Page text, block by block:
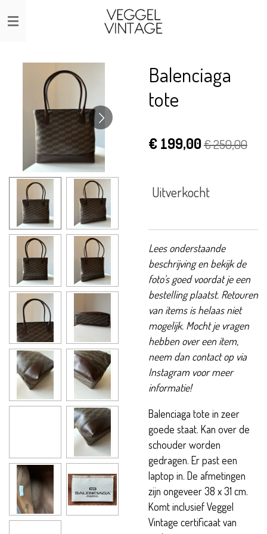
Ga
direct
hoofdinhoud
Balenciaga
tote
€ 199,00€ 250,00
Uitverkocht
Lees onderstaande
beschrijving en bekijk de
foto's goed voordat je een
bestelling plaatst. Retouren
van items is helaas niet
mogelijk. Mocht je vragen
hebben over een item,
neem dan contact op via
Instagram voor meer
informatie!
Balenciaga tote in zeer
goede staat. Kan over de
schouder worden
gedragen. Er past een
laptop in. De afmetingen
zijn ongeveer 38 x 31 cm.
Komt inclusief Veggel
Vintage certificaat van